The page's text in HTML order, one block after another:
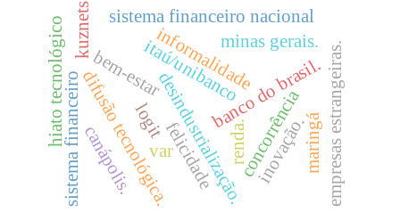
difusão tecnológica.desindustrialização.
itaú/unibancobanco do brasil.
informalidade
concorrência
inovação.
sistema financeiro empresas estrangeiras.
hiato tecnológico minas gerais.
felicidade
bem-estar
maringá
logit
sistema financeiro nacional
canápolis.
kuznets
renda.
var